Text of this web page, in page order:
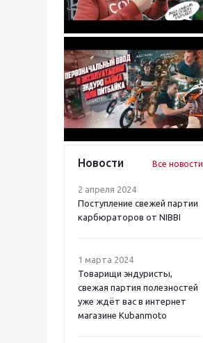
Новости Все новости
2 апреля 2024
Поступление свежей партии
карбюраторов от NIBBI
1 марта 2024
Товарищи эндуристы,
свежая партия полезностей
уже ждёт вас в интернет
магазине Kubanmoto